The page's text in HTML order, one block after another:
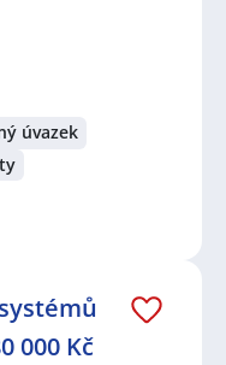
úvazek
000 Kč